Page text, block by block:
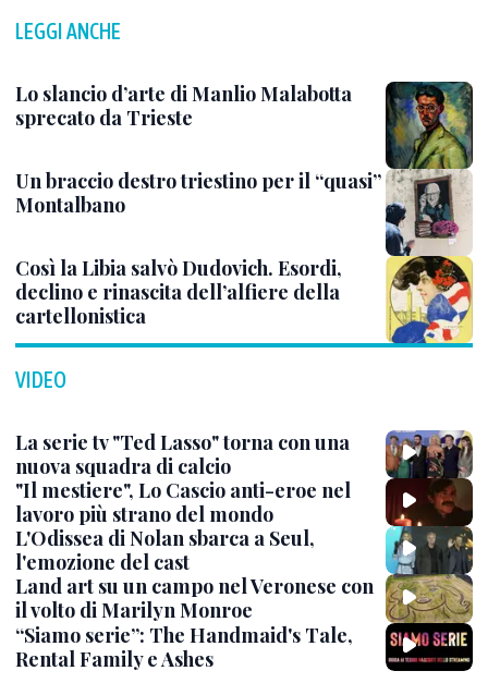
LEGGI ANCHE
Lo slancio d’arte di Manlio Malabotta
sprecato da Trieste
Un braccio destro triestino per il “quasi”
Montalbano
Così la Libia salvò Dudovich. Esordi,
declino e rinascita dell’alfiere della
cartellonistica
VIDEO
La serie tv "Ted Lasso" torna con una
nuova squadra di calcio
"Il mestiere", Lo Cascio anti-eroe nel
lavoro più strano del mondo
L'Odissea di Nolan sbarca a Seul,
l'emozione del cast
Land art su un campo nel Veronese con
il volto di Marilyn Monroe
“Siamo serie”: The Handmaid's Tale,
Rental Family e Ashes